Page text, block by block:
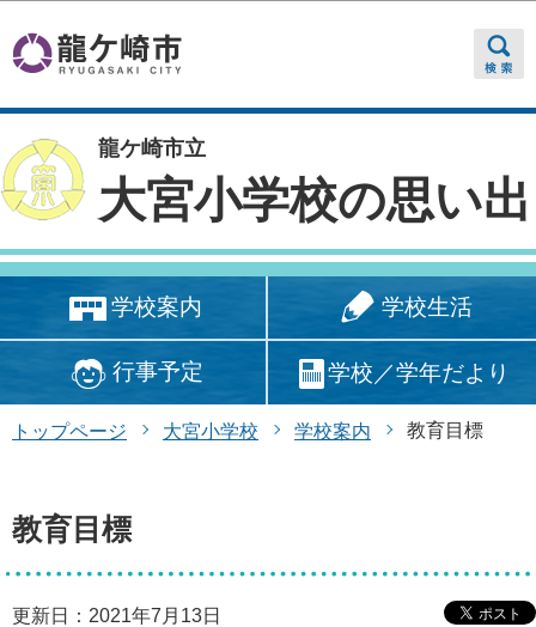
龍ケ崎市立
大宮小学校の思い出
学校案内 学校生活
行事予定 学校／学年だより
トップページ 大宮小学校 学校案内 教育目標
教育目標
更新日：2021年7月13日